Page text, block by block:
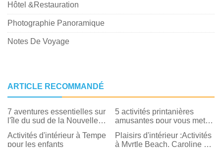
Hôtel &Restauration
Photographie Panoramique
Notes De Voyage
ARTICLE RECOMMANDÉ
7 aventures essentielles sur
l'île du sud de la Nouvelle-
5 activités printanières
amusantes pour vous mettre
Activités d'intérieur à Tempe
pour les enfants
Plaisirs d'intérieur :Activités
à Myrtle Beach, Caroline du